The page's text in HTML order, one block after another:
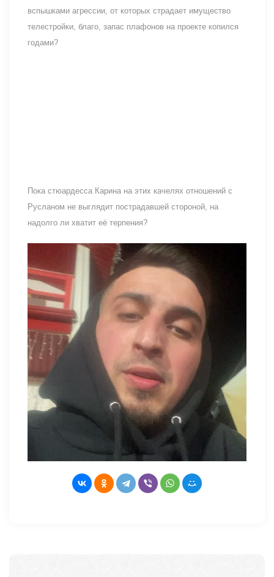
вспышками агрессии, от которых страдает имущество
телестройки, благо, запас плафонов на проекте копился
годами?
Пока стюардесса Карина на этих качелях отношений с
Русланом не выглядит пострадавшей стороной, на
надолго ли хватит её терпения?